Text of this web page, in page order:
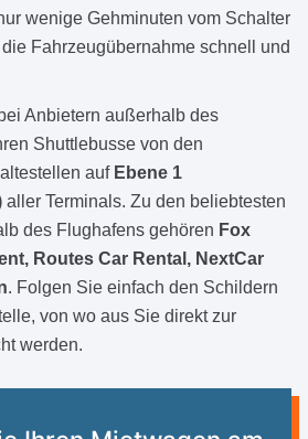
wenige Gehminuten vom Schalter
Fahrzeugübernahme schnell und
Anbietern außerhalb des
Shuttlebusse von den
auf Ebene 1
aller Terminals. Zu den beliebtesten
des Flughafens gehören Fox
Routes Car Rental, NextCar
. Folgen Sie einfach den Schildern
von wo aus Sie direkt zur
werden.